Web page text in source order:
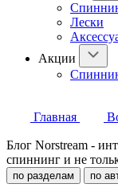
Лески
Акции
Главная
Блог Norstream -
спиннинг и не
по разделам по